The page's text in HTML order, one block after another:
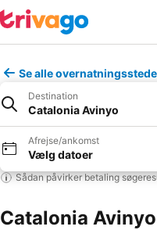
Se alle
Destination
Catalonia Avinyo
Afrejse/ankomst
Vælg datoer
Sådan påvirker betaling
Catalonia Avinyo